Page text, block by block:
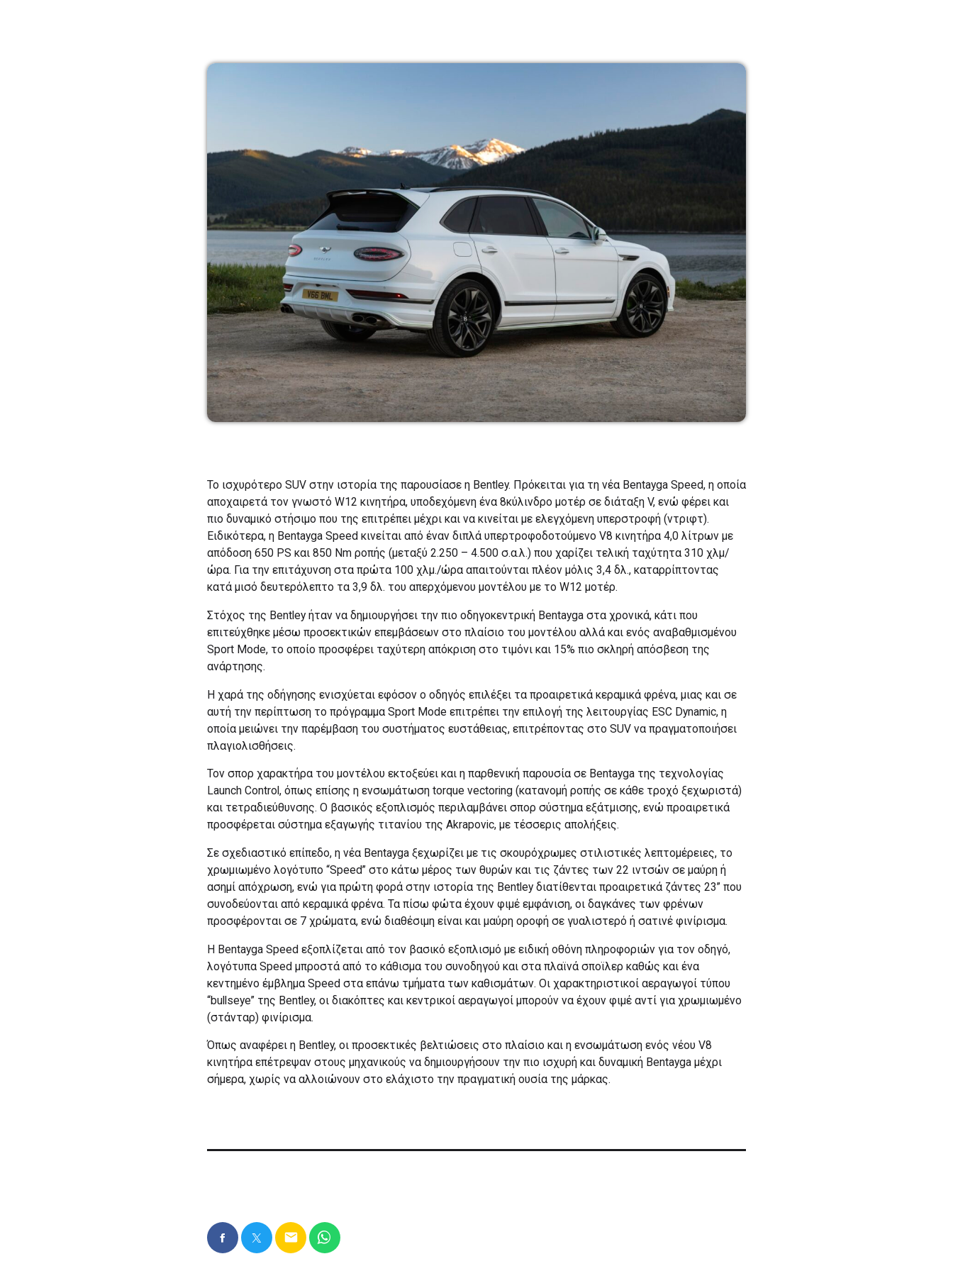
Το ισχυρότερο SUV στην ιστορία της παρουσίασε η Bentley. Πρόκειται για τη νέα Bentayga Speed, η οποία
αποχαιρετά τον γνωστό W12 κινητήρα, υποδεχόμενη ένα 8κύλινδρο μοτέρ σε διάταξη V, ενώ φέρει και
πιο δυναμικό στήσιμο που της επιτρέπει μέχρι και να κινείται με ελεγχόμενη υπερστροφή (ντριφτ).
Ειδικότερα, η Bentayga Speed κινείται από έναν διπλά υπερτροφοδοτούμενο V8 κινητήρα 4,0 λίτρων με
απόδοση 650 PS και 850 Nm ροπής (μεταξύ 2.250 – 4.500 σ.α.λ.) που χαρίζει τελική ταχύτητα 310 χλμ/
ώρα. Για την επιτάχυνση στα πρώτα 100 χλμ./ώρα απαιτούνται πλέον μόλις 3,4 δλ., καταρρίπτοντας
κατά μισό δευτερόλεπτο τα 3,9 δλ. του απερχόμενου μοντέλου με το W12 μοτέρ.
Στόχος της Bentley ήταν να δημιουργήσει την πιο οδηγοκεντρική Bentayga στα χρονικά, κάτι που
επιτεύχθηκε μέσω προσεκτικών επεμβάσεων στο πλαίσιο του μοντέλου αλλά και ενός αναβαθμισμένου
Sport Mode, το οποίο προσφέρει ταχύτερη απόκριση στο τιμόνι και 15% πιο σκληρή απόσβεση της
ανάρτησης.
Η χαρά της οδήγησης ενισχύεται εφόσον ο οδηγός επιλέξει τα προαιρετικά κεραμικά φρένα, μιας και σε
αυτή την περίπτωση το πρόγραμμα Sport Mode επιτρέπει την επιλογή της λειτουργίας ESC Dynamic, η
οποία μειώνει την παρέμβαση του συστήματος ευστάθειας, επιτρέποντας στο SUV να πραγματοποιήσει
πλαγιολισθήσεις.
Τον σπορ χαρακτήρα του μοντέλου εκτοξεύει και η παρθενική παρουσία σε Bentayga της τεχνολογίας
Launch Control, όπως επίσης η ενσωμάτωση torque vectoring (κατανομή ροπής σε κάθε τροχό ξεχωριστά)
και τετραδιεύθυνσης. Ο βασικός εξοπλισμός περιλαμβάνει σπορ σύστημα εξάτμισης, ενώ προαιρετικά
προσφέρεται σύστημα εξαγωγής τιτανίου της Akrapovic, με τέσσερις απολήξεις.
Σε σχεδιαστικό επίπεδο, η νέα Bentayga ξεχωρίζει με τις σκουρόχρωμες στιλιστικές λεπτομέρειες, το
χρωμιωμένο λογότυπο “Speed” στο κάτω μέρος των θυρών και τις ζάντες των 22 ιντσών σε μαύρη ή
ασημί απόχρωση, ενώ για πρώτη φορά στην ιστορία της Bentley διατίθενται προαιρετικά ζάντες 23” που
συνοδεύονται από κεραμικά φρένα. Τα πίσω φώτα έχουν φιμέ εμφάνιση, οι δαγκάνες των φρένων
προσφέρονται σε 7 χρώματα, ενώ διαθέσιμη είναι και μαύρη οροφή σε γυαλιστερό ή σατινέ φινίρισμα.
Η Bentayga Speed εξοπλίζεται από τον βασικό εξοπλισμό με ειδική οθόνη πληροφοριών για τον οδηγό,
λογότυπα Speed μπροστά από το κάθισμα του συνοδηγού και στα πλαϊνά σποϊλερ καθώς και ένα
κεντημένο έμβλημα Speed στα επάνω τμήματα των καθισμάτων. Οι χαρακτηριστικοί αεραγωγοί τύπου
“bullseye” της Bentley, οι διακόπτες και κεντρικοί αεραγωγοί μπορούν να έχουν φιμέ αντί για χρωμιωμένο
(στάνταρ) φινίρισμα.
Όπως αναφέρει η Bentley, οι προσεκτικές βελτιώσεις στο πλαίσιο και η ενσωμάτωση ενός νέου V8
κινητήρα επέτρεψαν στους μηχανικούς να δημιουργήσουν την πιο ισχυρή και δυναμική Bentayga μέχρι
σήμερα, χωρίς να αλλοιώνουν στο ελάχιστο την πραγματική ουσία της μάρκας.
email